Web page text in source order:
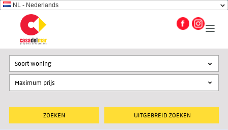
NL - Nederlands
UITGEBREID ZOEKEN
Soort woning